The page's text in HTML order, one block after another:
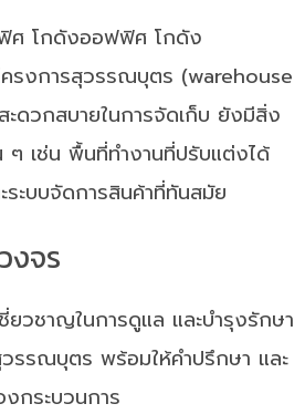
ศ โกดังออฟฟิศ โกดัง
รงการสุวรรณบุตร (warehouse
ดวกสบายในการจัดเก็บ ยังมีสิ่ง
ๆ เช่น พื้นที่ทำงานที่ปรับแต่งได้
ะบบจัดการสินค้าที่ทันสมัย
งจร
ยวชาญในการดูแล และบำรุงรักษา
วรรณบุตร พร้อมให้คำปรึกษา และ
กระบวนการ